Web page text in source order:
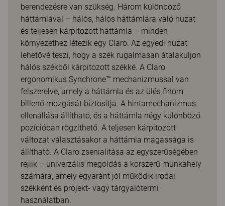
berendezésre van szükség. Három különböző
háttámlával – hálós, hálós háttámlára való huzat
és teljesen kárpitozott háttámla – minden
környezethez létezik egy Claro. Az egyedi huzat
lehetővé teszi, hogy a szék rugalmasan átalakuljon
hálós székből kárpitozott székké. A Claro
ergonomikus Synchrone™ mechanizmussal van
felszerelve, amely a háttámla és az ülés finom
billenő mozgását biztosítja. A hintamechanizmus
ellenállása állítható, és a háttámla négy különböző
pozícióban rögzíthető. A teljesen kárpitozott
változat választásakor a háttámla magassága is
állítható. A Claro zsenialitása az egyszerűségében
rejlik – univerzális megoldás a korszerű munkahely
számára, amely egyaránt jól működik irodai
székként és projekt- vagy tárgyalótermi
használatban.